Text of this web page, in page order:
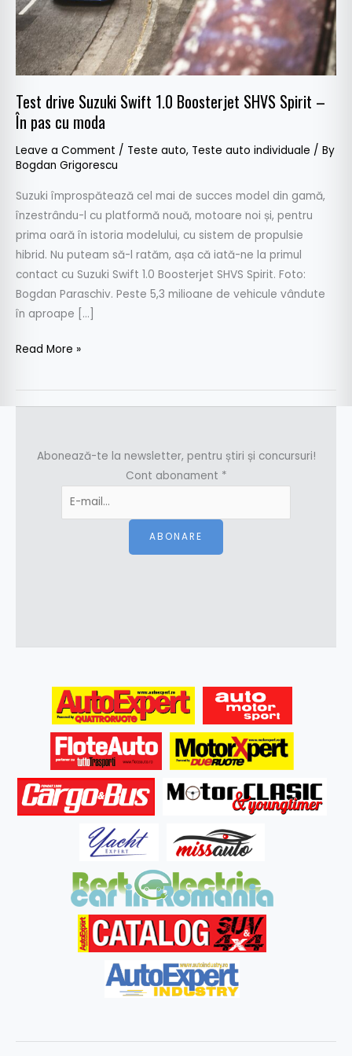
Test drive Suzuki Swift 1.0 Boosterjet SHVS Spirit –
În pas cu moda
Leave a Comment / Teste auto, Teste auto individuale / By
Bogdan Grigorescu
Suzuki împrospătează cel mai de succes model din gamă,
înzestrându-l cu platformă nouă, motoare noi și, pentru
prima oară în istoria modelului, cu sistem de propulsie
hibrid. Nu puteam să-l ratăm, așa că iată-ne la primul
contact cu Suzuki Swift 1.0 Boosterjet SHVS Spirit. Foto:
Bogdan Paraschiv. Peste 5,3 milioane de vehicule vândute
în aproape […]
Spirit
În
pas
moda
Read More »
Abonează-te la newsletter, pentru știri și concursuri!
Cont abonament *
ABONARE